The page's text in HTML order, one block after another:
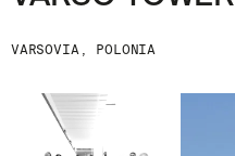
VARSOVIA, POLONIA